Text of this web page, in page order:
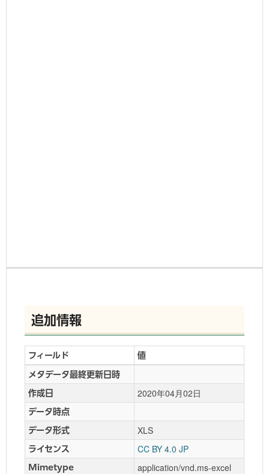
追加情報
フィールド 値
メタデータ最終更新日時
作成日 2020年04月02日
データ時点
データ形式 XLS
ライセンス CC BY 4.0 JP
Mimetype application/vnd.ms-excel